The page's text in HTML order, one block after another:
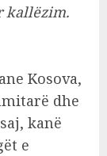
kallëzim.
Kosova,
dhe
kanë
e